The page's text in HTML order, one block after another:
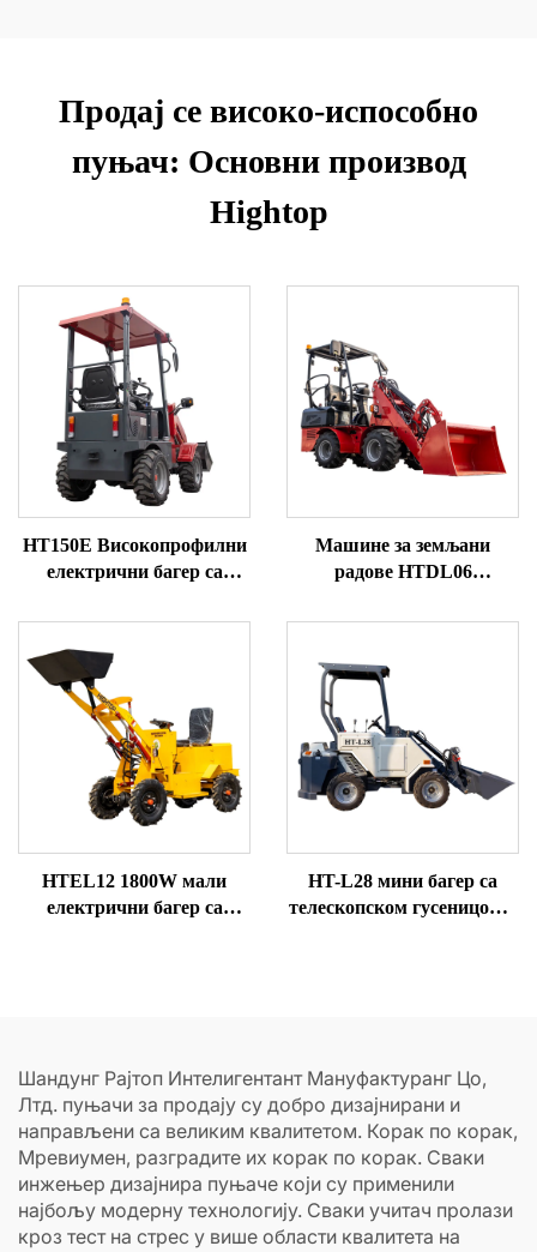
Продај се високо-испособно
пуњач: Основни производ
Hightop
HT150E Високопрофилни
електрични багер са
Машине за земљани
радове HTDL06
точковима
HTEL12 1800W мали
електрични багер са
HT-L28 мини багер са
телескопском гусеницом и
Шандунг Рајтоп Интелигентант Мануфактуранг Цо,
Лтд. пуњачи за продају су добро дизајнирани и
направљени са великим квалитетом. Корак по корак,
Мревиумен, разградите их корак по корак. Сваки
инжењер дизајнира пуњаче који су применили
најбољу модерну технологију. Сваки учитач пролази
кроз тест на стрес у више области квалитета на